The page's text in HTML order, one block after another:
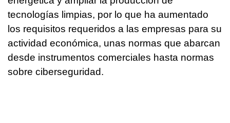
tecnologías limpias, por lo que ha aumentado
los requisitos requeridos a las empresas para su
actividad económica, unas normas que abarcan
desde instrumentos comerciales hasta normas
sobre ciberseguridad.